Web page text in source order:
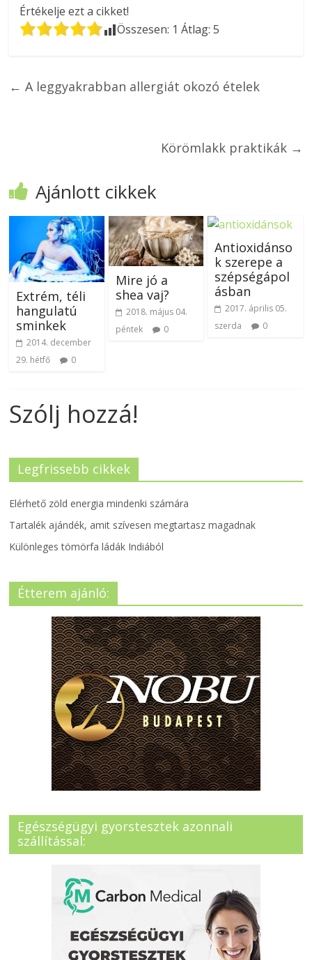
Értékelje ezt a cikket!
Összesen: 1 Átlag:5
← A leggyakrabban allergiát okozó ételek
Körömlakk praktikák →
Ajánlott cikkek
Extrém, téli
hangulatú
sminkek
2014. december
29. hétfő
0
Mire jó a
shea vaj?
2018. május 04.
péntek
0
Antioxidánso
k szerepe a
szépségápol
ásban
2017. április 05.
szerda
0
Szólj hozzá!
Legfrissebb cikkek
Elérhető zöld energia mindenki számára
Tartalék ajándék, amit szívesen megtartasz magadnak
Különleges tömörfa ládák Indiából
Étterem ajánló:
Egészségügyi gyorstesztek azonnali
szállítással: